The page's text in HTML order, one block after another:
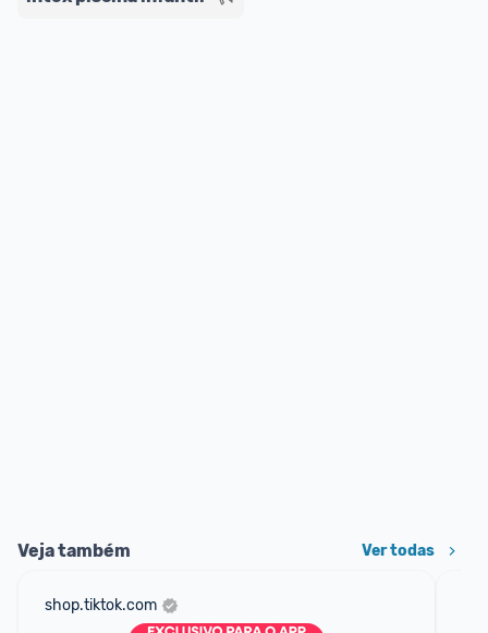
Veja também Ver todas
shop.tiktok.com